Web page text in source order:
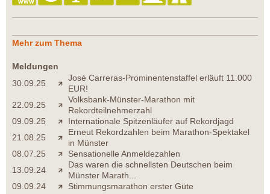
Mehr zum Thema
Meldungen
30.09.25
José Carreras-Prominentenstaffel erläuft 11.000
EUR!
22.09.25
Volksbank-Münster-Marathon mit
Rekordteilnehmerzahl
09.09.25
Internationale Spitzenläufer auf Rekordjagd
21.08.25
Erneut Rekordzahlen beim Marathon-Spektakel
in Münster
08.07.25
Sensationelle Anmeldezahlen
13.09.24
Das waren die schnellsten Deutschen beim
Münster Marath...
09.09.24
Stimmungsmarathon erster Güte